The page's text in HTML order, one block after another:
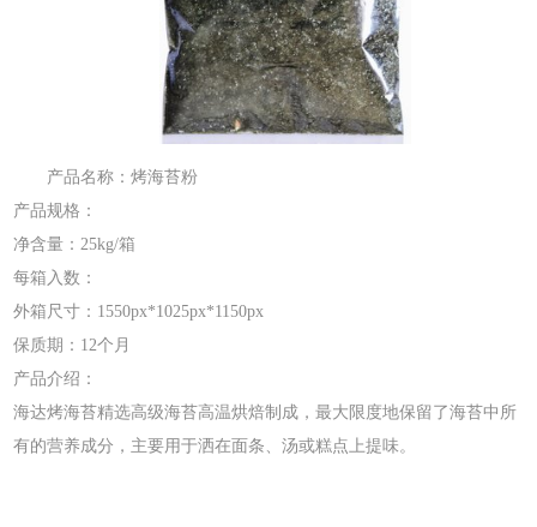
产品名称：烤海苔粉
产品规格：
净含量：25kg/箱
每箱入数：
外箱尺寸：1550px*1025px*1150px
保质期：12个月
产品介绍：
海达烤海苔精选高级海苔高温烘焙制成，最大限度地保留了海苔中所
有的营养成分，主要用于洒在面条、汤或糕点上提味。